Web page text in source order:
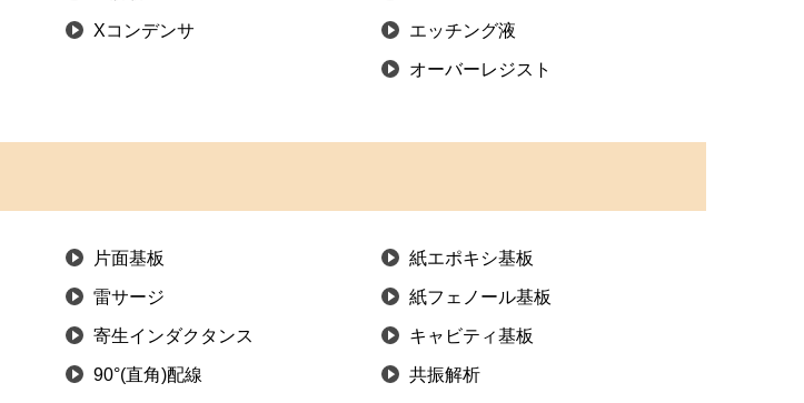
Xコンデンサ エッチング液
オーバーレジスト
片面基板 紙エポキシ基板
雷サージ 紙フェノール基板
寄生インダクタンス キャビティ基板
90°(直角)配線 共振解析